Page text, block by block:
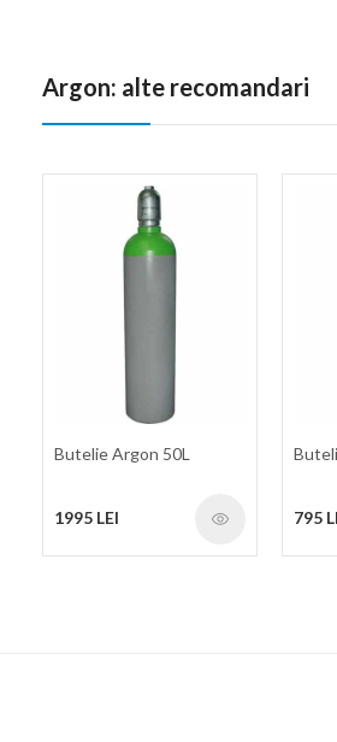
Argon: alte recomandari
Butelie Argon 50L
1995 LEI 795